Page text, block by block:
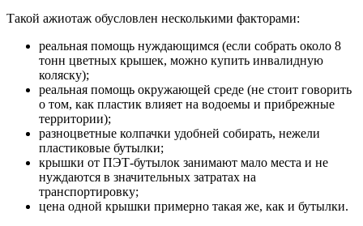
Такой ажиотаж обусловлен несколькими факторами:
реальная помощь нуждающимся (если собрать около 8
тонн цветных крышек, можно купить инвалидную
коляску);
реальная помощь окружающей среде (не стоит говорить
о том, как пластик влияет на водоемы и прибрежные
территории);
разноцветные колпачки удобней собирать, нежели
пластиковые бутылки;
крышки от ПЭТ-бутылок занимают мало места и не
нуждаются в значительных затратах на
транспортировку;
цена одной крышки примерно такая же, как и бутылки.